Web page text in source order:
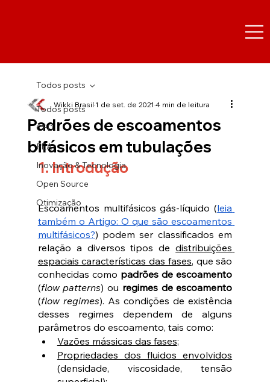
Todos posts
CFD
FEA
Inovação & Tecnologia
Open Source
Otimização
Todos posts
Padrões de escoamentos
bifásicos em tubulações
Wikki Brasil1 de set. de 2021 4 min de leitura
1. Introdução
Escoamentos multifásicos gás-líquido (leia
também o Artigo: O que são escoamentos
multifásicos?) podem ser classificados em
relação a diversos tipos de distribuições
espaciais características das fases, que são
conhecidas como padrões de escoamento
(flow patterns) ou regimes de escoamento
(flow regimes). As condições de existência
desses regimes dependem de alguns
parâmetros do escoamento, tais como:
Vazões mássicas das fases;
Propriedades dos fluidos envolvidos
(densidade, viscosidade, tensão